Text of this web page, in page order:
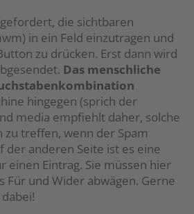
die sichtbaren
in ein Feld einzutragen und
zu drücken. Erst dann wird
Das menschliche
hingegen (sprich der
media empfiehlt daher, solche
zu treffen, wenn der Spam
anderen Seite ist es eine
einen Eintrag. Sie müssen hier
Für und Wider abwägen. Gerne